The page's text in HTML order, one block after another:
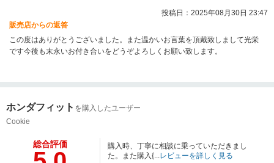
投稿日：2025年08月30日 23:47
販売店からの返答
この度はありがとうございました。また温かいお言葉を頂戴致しまして光栄
です今後も末永いお付き合いをどうぞよろしくお願い致します。
ホンダフィット を購入したユーザー
Cookie
総合評価
購入時、丁寧に相談に乗っていただきまし
た。また購入{...レビューを詳しく見る